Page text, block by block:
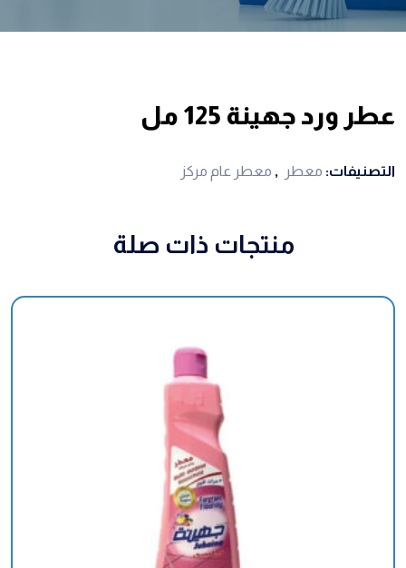
عطر ورد جهينة 125 مل
التصنيفات: معطر , معطر عام مركز
منتجات ذات صلة